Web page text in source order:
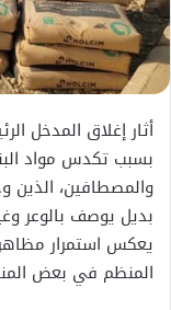
أثار إغلاق المدخل
بسبب تكدس مواد
والمصطافين،
بديل يوصف بالوعر
يعكس استمرار
المنظم في بعض